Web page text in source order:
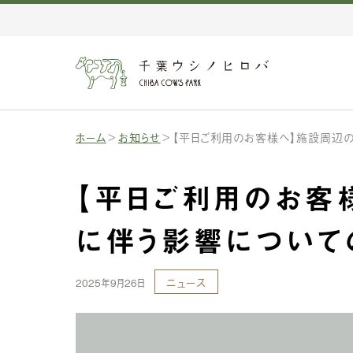
ホーム お知らせ 【平日ご利用のお客様へ】施設周
【平日ご利用のお
に伴う影響につい
2025年9月26日 ニュース